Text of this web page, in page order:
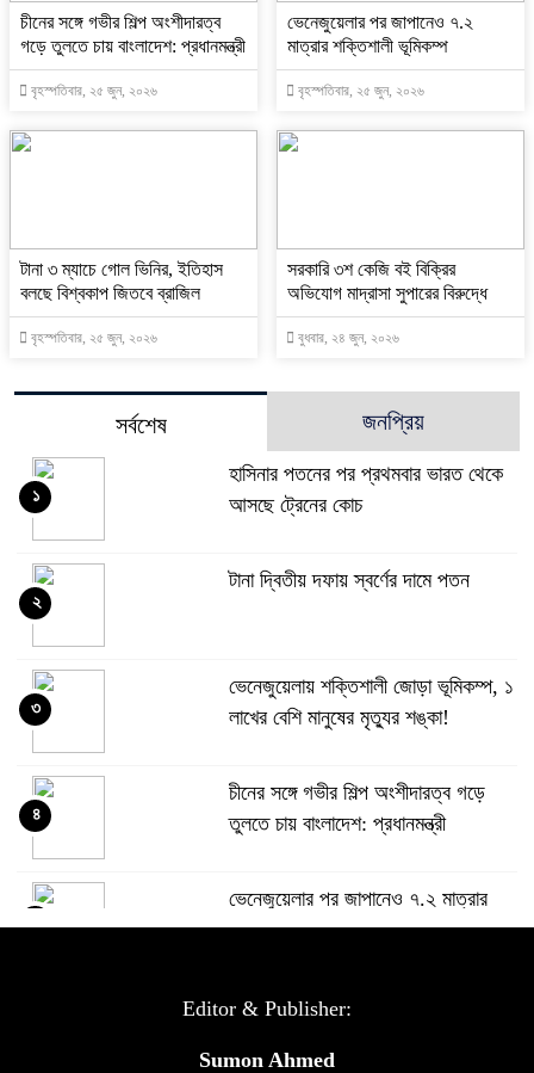
চীনের সঙ্গে গভীর শিল্প অংশীদারত্ব
গড়ে তুলতে চায় বাংলাদেশ: প্রধানমন্ত্রী
বৃহস্পতিবার, ২৫ জুন, ২০২৬
ভেনেজুয়েলার পর জাপানেও ৭.২
মাত্রার শক্তিশালী ভূমিকম্প
বৃহস্পতিবার, ২৫ জুন, ২০২৬
টানা ৩ ম্যাচে গোল ভিনির, ইতিহাস
বলছে বিশ্বকাপ জিতবে ব্রাজিল
বৃহস্পতিবার, ২৫ জুন, ২০২৬
সরকারি ৩শ কেজি বই বিক্রির
অভিযোগ মাদ্রাসা সুপারের বিরুদ্ধে
বুধবার, ২৪ জুন, ২০২৬
সর্বশেষ জনপ্রিয়
হাসিনার পতনের পর প্রথমবার ভারত থেকে
আসছে ট্রেনের কোচ
১
টানা দ্বিতীয় দফায় স্বর্ণের দামে পতন
২
ভেনেজুয়েলায় শক্তিশালী জোড়া ভূমিকম্প, ১
লাখের বেশি মানুষের মৃত্যুর শঙ্কা!
৩
চীনের সঙ্গে গভীর শিল্প অংশীদারত্ব গড়ে
তুলতে চায় বাংলাদেশ: প্রধানমন্ত্রী
৪
ভেনেজুয়েলার পর জাপানেও ৭.২ মাত্রার
শক্তিশালী ভূমিকম্প
টানা ৩ ম্যাচে গোল ভিনির, ইতিহাস বলছে
Editor & Publisher:
Sumon Ahmed